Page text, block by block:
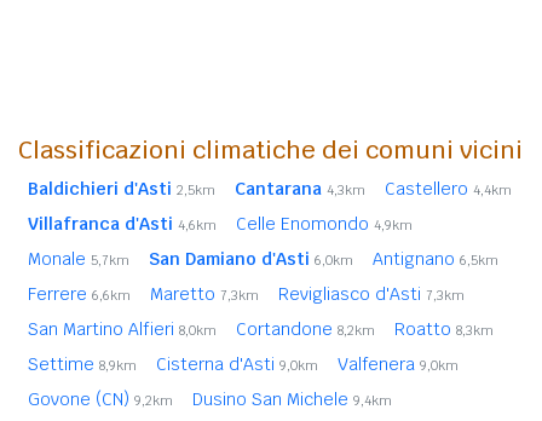
Classificazioni climatiche dei comuni vicini
Baldichieri d'Asti 2,5km Cantarana 4,3km Castellero 4,4km
Villafranca d'Asti 4,6km Celle Enomondo 4,9km
Monale 5,7km San Damiano d'Asti 6,0km Antignano 6,5km
Ferrere 6,6km Maretto 7,3km Revigliasco d'Asti 7,3km
San Martino Alfieri 8,0km Cortandone 8,2km Roatto 8,3km
Settime 8,9km Cisterna d'Asti 9,0km Valfenera 9,0km
Govone (CN) 9,2km Dusino San Michele 9,4km